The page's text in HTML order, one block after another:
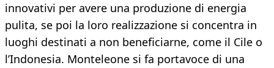
innovativi per avere una produzione di energia
pulita, se poi la loro realizzazione si concentra in
luoghi destinati a non beneficiarne, come il Cile o
l’Indonesia. Monteleone si fa portavoce di una